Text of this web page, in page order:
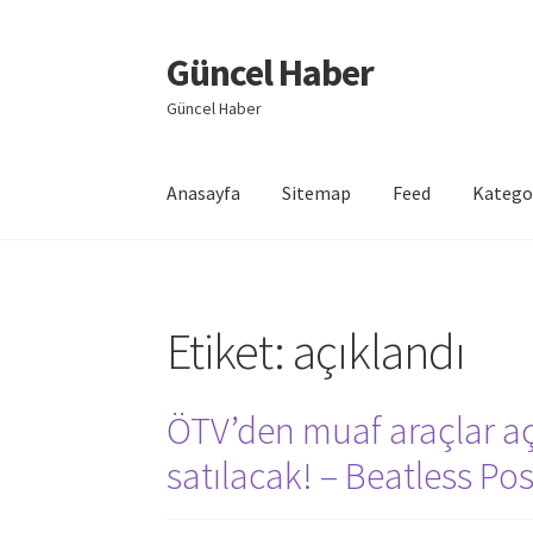
Dolaşıma
geç
İçeriğe
geç
Güncel Haber
Güncel Haber
Anasayfa Sitemap Feed
Etiket: açıklandı
ÖTV’den muaf araçlar
satılacak! – Beatless